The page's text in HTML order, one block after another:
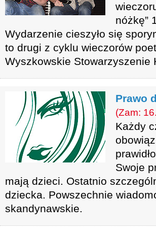
nóżkę”
Wydarzenie cieszyło się
to drugi z cyklu wieczorów
Wyszkowskie Stowarzyszenie
Prawo
(Zam:
Każdy
Swoje
mają dzieci. Ostatnio
dziecka. Powszechnie
skandynawskie.